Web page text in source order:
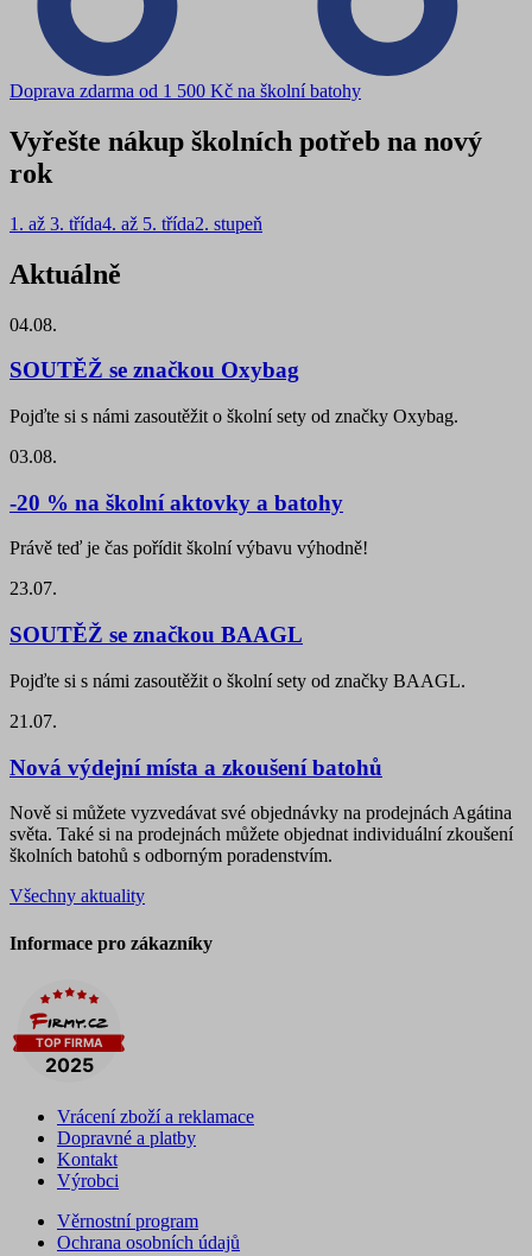
Doprava zdarma od 1 500 Kč na školní batohy
Vyřešte nákup školních potřeb na nový
rok
1. až 3. třída4. až 5. třída2. stupeň
Aktuálně
04.08.
SOUTĚŽ se značkou Oxybag
Pojďte si s námi zasoutěžit o školní sety od značky Oxybag.
03.08.
-20 % na školní aktovky a batohy
Právě teď je čas pořídit školní výbavu výhodně!
23.07.
SOUTĚŽ se značkou BAAGL
Pojďte si s námi zasoutěžit o školní sety od značky BAAGL.
21.07.
Nová výdejní místa a zkoušení batohů
Nově si můžete vyzvedávat své objednávky na prodejnách Agátina
světa. Také si na prodejnách můžete objednat individuální zkoušení
školních batohů s odborným poradenstvím.
Všechny aktuality
Informace pro zákazníky
Vrácení zboží a reklamace
Dopravné a platby
Kontakt
Výrobci
Věrnostní program
Ochrana osobních údajů